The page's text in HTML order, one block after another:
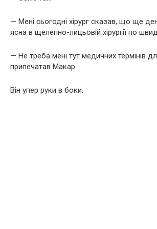
— Мені сьогодні хірург сказав, що ще
ясна в щелепно-лицьовій хірургії по
— Не треба мені тут медичних термінів
припечатав Макар.
Він упер руки в боки.